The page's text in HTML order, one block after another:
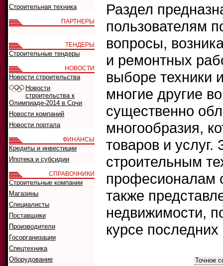
Раздел
пользователям
вопросы,
и ремонтных
выборе
многие другие
существенно
многообразия,
товаров и
строительным
професионалам
также
недвижимости,
курсе
Строительная техника
ПАРТНЕРЫ
ТЕНДЕРЫ
Строительные тендеры
НОВОСТИ
Новости строительства
Новости
строительства к
Олимпиаде-2014 в Сочи
Новости компаний
Новости портала
ФИНАНСЫ
Кредиты и инвестиции
Ипотека и субсидии
СПРАВОЧНИКИ
Строительные компании
Магазины
Специалисты
Поставщики
Производители
Госорганизации
Спецтехника
Оборудование